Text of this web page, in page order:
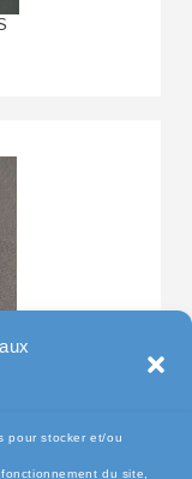
pour stocker et/ou
du site,